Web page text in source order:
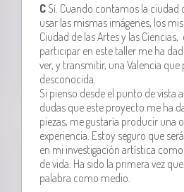
C Sí. Cuando contamos la ciudad
usar las mismas imágenes, los
Ciudad de las Artes y las Ciencias,
participar en este taller me ha
ver, y transmitir, una Valencia
desconocida.
Si pienso desde el punto de vista
dudas que este proyecto me ha
piezas, me gustaría producir una
experiencia. Estoy seguro que
en mi investigación artística
de vida. Ha sido la primera vez
palabra como medio.